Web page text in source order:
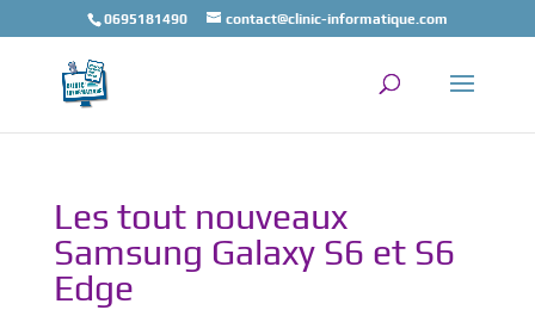
0695181490 contact@clinic-informatique.com
Les tout nouveaux
Samsung Galaxy S6 et S6
Edge